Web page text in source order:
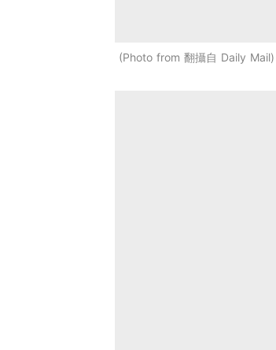
Photo from 翻攝自 Daily Mail